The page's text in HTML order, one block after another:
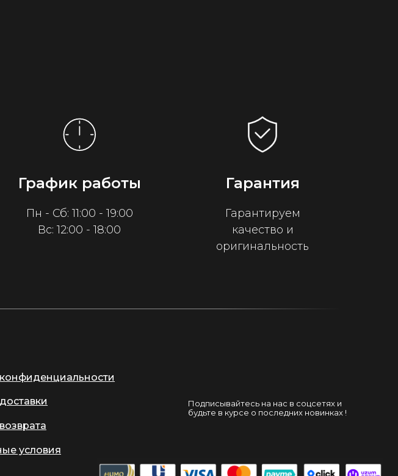
График работы
Пн - Сб: 11:00 - 19:00
Вс: 12:00 - 18:00
Гарантия
Гарантируем
качество и
оригинальность
Подписывайтесь на нас в соцсетях и
будьте в курсе о последних новинках !
условия